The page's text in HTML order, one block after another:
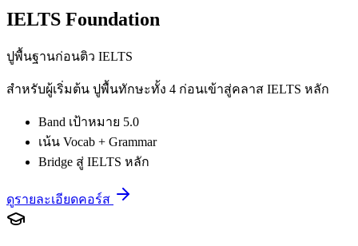
IELTS Foundation
ปูพื้นฐานก่อนติว IELTS
สำหรับผู้เริ่มต้น ปูพื้นทักษะทั้ง 4 ก่อนเข้าสู่คลาส IELTS หลัก
Band เป้าหมาย 5.0
เน้น Vocab + Grammar
Bridge สู่ IELTS หลัก
ดูรายละเอียดคอร์ส